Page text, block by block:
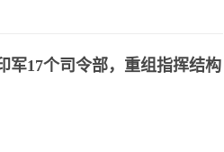
军17个司令部，重组指挥结构